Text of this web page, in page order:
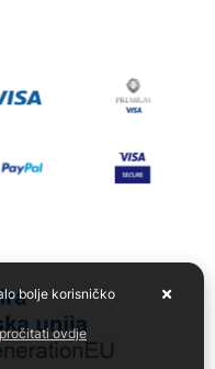
bolje korisničko
ovdje